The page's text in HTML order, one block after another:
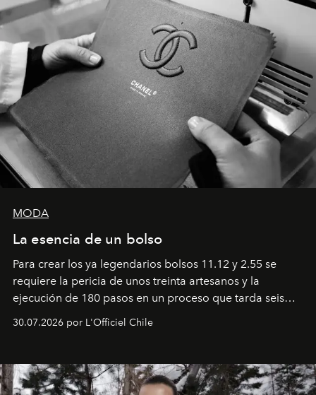
MODA
La esencia de un bolso
Para crear los ya legendarios bolsos 11.12 y 2.55 se
requiere la pericia de unos treinta artesanos y la
ejecución de 180 pasos en un proceso que tarda seis
que se enseña solamente en la escuela de formación de
30.07.2026 por L'Officiel Chile